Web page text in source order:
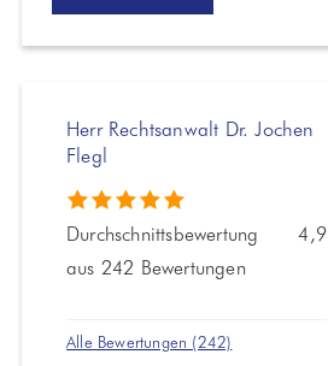
Herr Rechtsanwalt Dr. Jochen
Flegl
Durchschnittsbewertung 4,9
aus 242 Bewertungen
Alle Bewertungen (242)